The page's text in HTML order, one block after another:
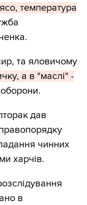
температура
та яловичому
а в "маслі" -
дав
чинних
харчів.
в